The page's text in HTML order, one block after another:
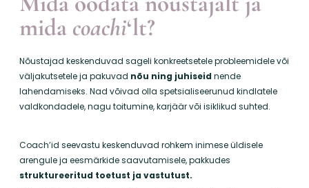
mida coachi‘lt?
Nõustajad keskenduvad sageli konkreetsetele probleemidele või
väljakutsetele ja pakuvad nõu ning juhiseid nende
lahendamiseks. Nad võivad olla spetsialiseerunud kindlatele
valdkondadele, nagu toitumine, karjäär või isiklikud suhted.
Coach’id seevastu keskenduvad rohkem inimese üldisele
arengule ja eesmärkide saavutamisele, pakkudes
struktureeritud toetust ja vastutust.